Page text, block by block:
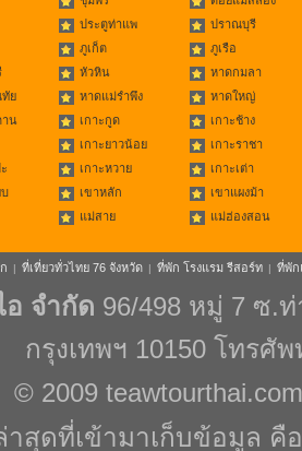
ประตูท่าแพ
ปราณบุรี
ภูเก็ต
ภูเรือ
หัวหิน
หาดกมลา
ย
หาดแม่รำพึง
หาดใหญ่
าน
เกาะกูด
เกาะช้าง
เกาะยาวน้อย
เกาะราชา
เกาะหวาย
เกาะเต่า
บ
เขาหลัก
เขาแผงม้า
แม่สาย แม่ฮ่องสอน
| ที่เที่ยวทั่วไทย 76 จังหวัด | ที่พัก โรงแรม รีสอร์ท | ที่พัก
อ จำกัด 96/498 หมู่ 7 ซ.
กรุงเทพฯ 10150 โทรศั
© 2009 teawtourthai.com
สุดที่เข้ามาเก็บข้อมูล คือ